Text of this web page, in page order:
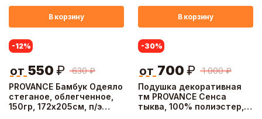
В корзину В корзину
PROVANCE Бамбук Одеяло
стеганое, облегченное,
150гр, 172х205см, п/э
-12%
630 ₽
от 550 ₽
Подушка декоративная
тм PROVANCE Сенса
тыква, 100% полиэстер,
-30%
1 000 ₽
от 700 ₽